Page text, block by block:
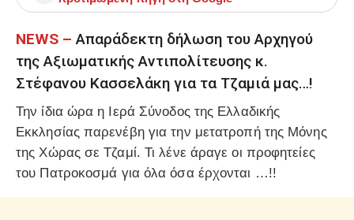
NEWS – Απαράδεκτη δήλωση του Αρχηγού
της Αξιωματικής Αντιπολίτευσης κ.
Στέφανου Κασσελάκη για τα Τζαμιά μας…!
Την ίδια ώρα η Ιερά Σύνοδος της Ελλαδικής
Εκκλησίας παρενέβη για την μετατροπή της Μόνης
της Χώρας σε Τζαμί. Τι λένε άραγε οι προφητείες
του Πατροκοσμά για όλα όσα έρχονται …!!